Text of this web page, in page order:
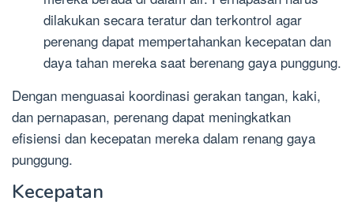
dilakukan secara teratur dan terkontrol agar
perenang dapat mempertahankan kecepatan dan
daya tahan mereka saat berenang gaya punggung.
Dengan menguasai koordinasi gerakan tangan, kaki,
dan pernapasan, perenang dapat meningkatkan
efisiensi dan kecepatan mereka dalam renang gaya
punggung.
Kecepatan